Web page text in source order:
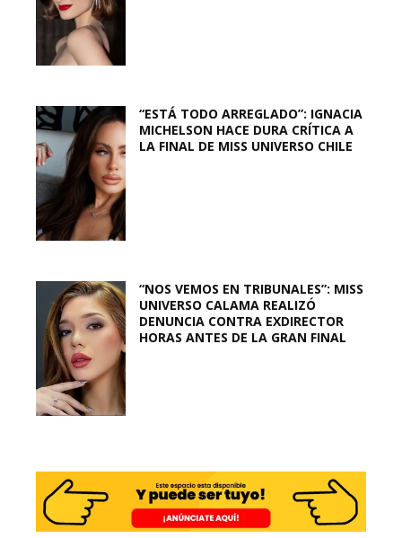
“ESTÁ TODO ARREGLADO”: IGNACIA
MICHELSON HACE DURA CRÍTICA A
LA FINAL DE MISS UNIVERSO CHILE
“NOS VEMOS EN TRIBUNALES”: MISS
UNIVERSO CALAMA REALIZÓ
DENUNCIA CONTRA EXDIRECTOR
HORAS ANTES DE LA GRAN FINAL